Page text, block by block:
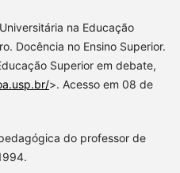
na Educação
Docência no Ensino Superior.
Superior em debate,
>. Acesso em 08 de
do professor de